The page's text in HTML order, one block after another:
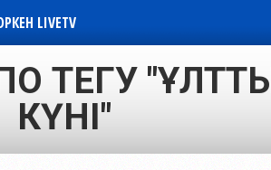
LIVETV
ТЕГУ
КҮНІ"